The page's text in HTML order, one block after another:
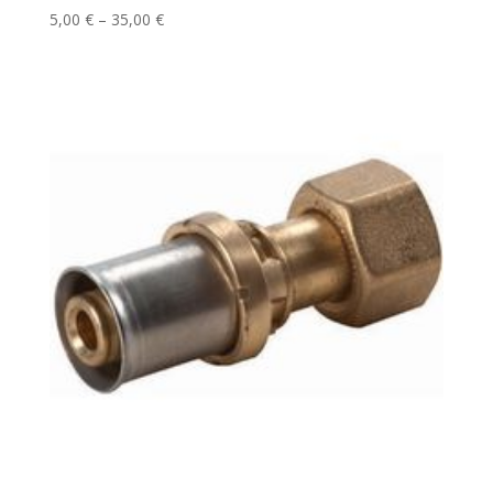
5,00 €– 35,00 €